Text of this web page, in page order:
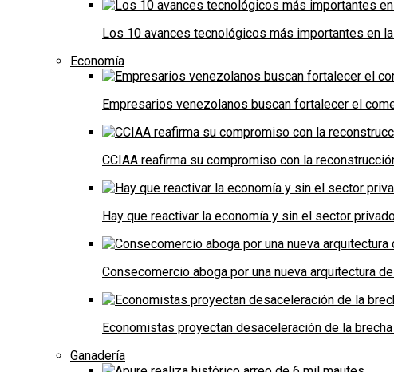
Los 10 avances tecnológicos más importantes en
Economía
Empresarios venezolanos buscan fortalecer el
CCIAA reafirma su compromiso con la
Hay que reactivar la economía y sin el sector
Consecomercio aboga por una nueva arquitectura
Economistas proyectan desaceleración de la
Ganadería